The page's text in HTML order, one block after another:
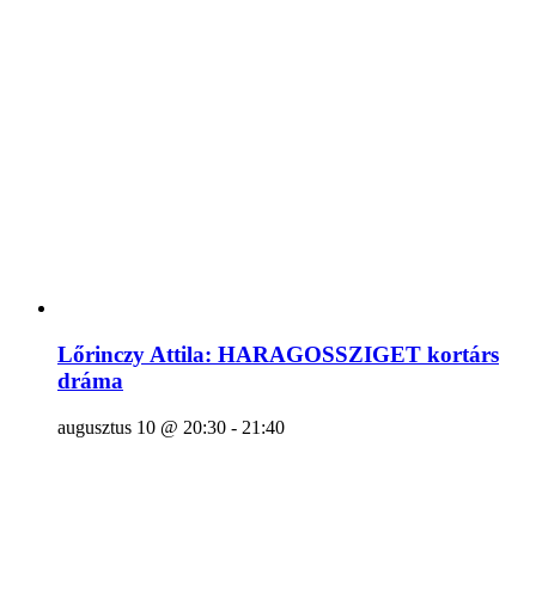
Lőrinczy Attila: HARAGOSSZIGET kortárs
dráma
augusztus 10 @ 20:30 - 21:40